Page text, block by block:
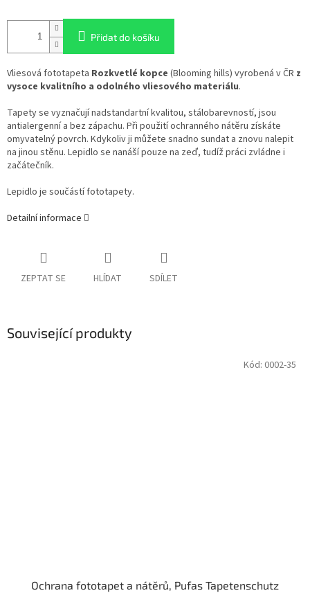
Přidat do košíku
Vliesová fototapeta Rozkvetlé kopce (Blooming hills) vyrobená v ČR z
vysoce kvalitního a odolného vliesového materiálu.
Tapety se vyznačují nadstandartní kvalitou, stálobarevností, jsou
antialergenní a bez zápachu. Při použití ochranného nátěru získáte
omyvatelný povrch. Kdykoliv ji můžete snadno sundat a znovu nalepit
na jinou stěnu. Lepidlo se nanáší pouze na zeď, tudíž práci zvládne i
začátečník.
Lepidlo je součástí fototapety.
Detailní informace
ZEPTAT SE HLÍDAT SDÍLET
Související produkty
Ochrana fototapet a nátěrů, Pufas Tapetenschutz
Kód: 0002-35